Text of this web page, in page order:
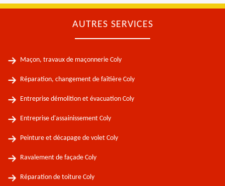
AUTRES SERVICES
Maçon, travaux de maçonnerie Coly
Réparation, changement de faîtière Coly
Entreprise démolition et évacuation Coly
Entreprise d'assainissement Coly
Peinture et décapage de volet Coly
Ravalement de façade Coly
Réparation de toiture Coly